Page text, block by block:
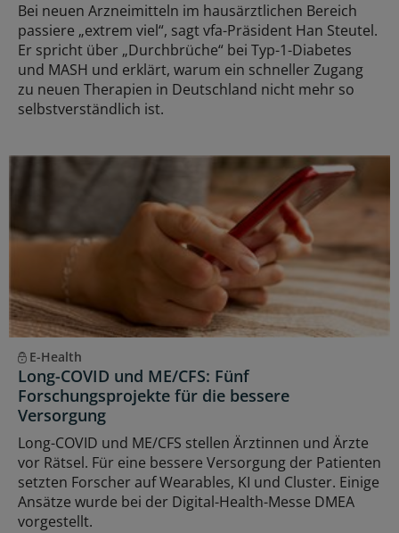
Bei neuen Arzneimitteln im hausärztlichen Bereich
passiere „extrem viel“, sagt vfa-Präsident Han Steutel.
Er spricht über „Durchbrüche“ bei Typ-1-Diabetes
und MASH und erklärt, warum ein schneller Zugang
zu neuen Therapien in Deutschland nicht mehr so
selbstverständlich ist.
E-Health
Long-COVID und ME/CFS: Fünf
Forschungsprojekte für die bessere
Versorgung
Long-COVID und ME/CFS stellen Ärztinnen und Ärzte
vor Rätsel. Für eine bessere Versorgung der Patienten
setzten Forscher auf Wearables, KI und Cluster. Einige
Ansätze wurde bei der Digital-Health-Messe DMEA
vorgestellt.